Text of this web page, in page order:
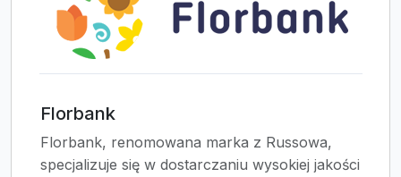
Florbank
Florbank, renomowana marka z Russowa,
specjalizuje się w dostarczaniu wysokiej jakości